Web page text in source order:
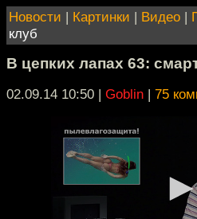
Новости | Картинки | Видео |
клуб
В цепких лапах 63:
02.09.14 10:50 | Goblin | 75